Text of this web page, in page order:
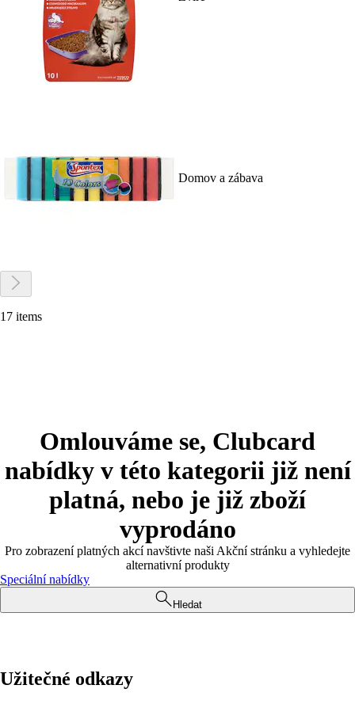
Domov a zábava
17 items
Omlouváme se, Clubcard
nabídky v této kategorii již není
platná, nebo je již zboží
vyprodáno
Pro zobrazení platných akcí navštivte naši Akční stránku a vyhledejte
alternativní produkty
Speciální nabídky
Hledat
Užitečné odkazy